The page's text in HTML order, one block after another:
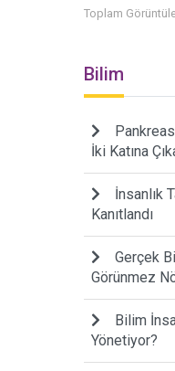
Toplam
Bilim
İki Katına
İnsanlık
Kanıtlandı
Gerçek
Görünmez
Bilim
Yönetiyor?